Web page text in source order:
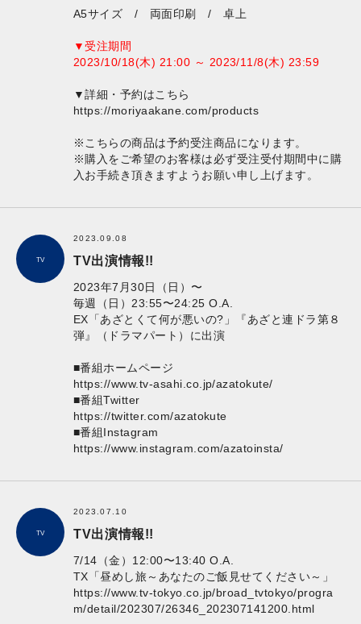
A5サイズ / 両面印刷 / 卓上
▼受注期間
2023/10/18(木) 21:00 ～ 2023/11/8(木) 23:59
▼詳細・予約はこちら
https://moriyaakane.com/products
※こちらの商品は予約受注商品になります。
※購入をご希望のお客様は必ず受注受付期間中に購
入お手続き頂きますようお願い申し上げます。
TV
2023.09.08
TV出演情報!!
2023年7月30日（日）〜
毎週（日）23:55〜24:25 O.A.
EX「あざとくて何が悪いの?」『あざと連ドラ第８
弾』（ドラマパート）に出演
■番組ホームページ
https://www.tv-asahi.co.jp/azatokute/
■番組Twitter
https://twitter.com/azatokute
■番組Instagram
https://www.instagram.com/azatoinsta/
TV
2023.07.10
TV出演情報!!
7/14（金）12:00〜13:40 O.A.
TX「昼めし旅～あなたのご飯見せてください～」
https://www.tv-tokyo.co.jp/broad_tvtokyo/progra
m/detail/202307/26346_202307141200.html